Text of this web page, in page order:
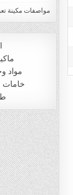
مواصفات مكينة
مواد
خامات